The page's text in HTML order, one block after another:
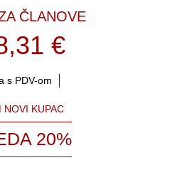
ČLANOVE
€
s PDV-om
NOVI KUPAC
20%